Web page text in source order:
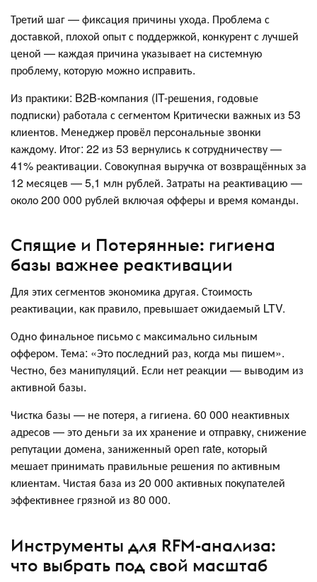
Третий шаг — фиксация причины ухода. Проблема с
доставкой, плохой опыт с поддержкой, конкурент с лучшей
ценой — каждая причина указывает на системную
проблему, которую можно исправить.
Из практики: B2B-компания (IT-решения, годовые
подписки) работала с сегментом Критически важных из 53
клиентов. Менеджер провёл персональные звонки
каждому. Итог: 22 из 53 вернулись к сотрудничеству —
41% реактивации. Совокупная выручка от возвращённых за
12 месяцев — 5,1 млн рублей. Затраты на реактивацию —
около 200 000 рублей включая офферы и время команды.
Спящие и Потерянные: гигиена
базы важнее реактивации
Для этих сегментов экономика другая. Стоимость
реактивации, как правило, превышает ожидаемый LTV.
Одно финальное письмо с максимально сильным
оффером. Тема: «Это последний раз, когда мы пишем».
Честно, без манипуляций. Если нет реакции — выводим из
активной базы.
Чистка базы — не потеря, а гигиена. 60 000 неактивных
адресов — это деньги за их хранение и отправку, снижение
репутации домена, заниженный open rate, который
мешает принимать правильные решения по активным
клиентам. Чистая база из 20 000 активных покупателей
эффективнее грязной из 80 000.
Инструменты для RFM-анализа:
что выбрать под свой масштаб